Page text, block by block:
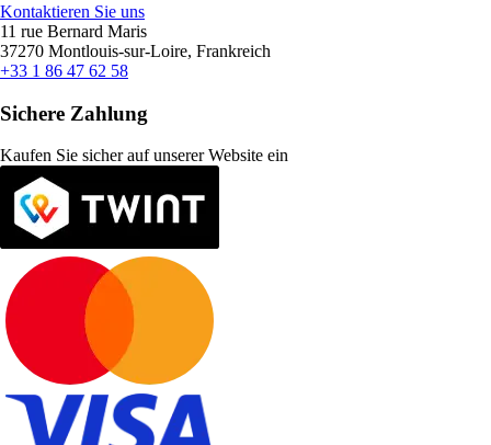
Kontaktieren Sie uns
11 rue Bernard Maris
37270 Montlouis-sur-Loire, Frankreich
+33 1 86 47 62 58
Sichere Zahlung
Kaufen Sie sicher auf unserer Website ein